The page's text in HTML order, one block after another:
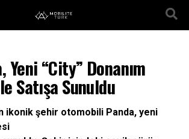
Yeni “City” Donanım
Satışa Sunuldu
ikonik şehir otomobili Panda, yeni